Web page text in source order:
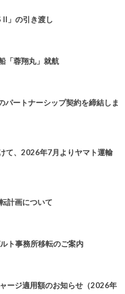
II」の引き渡し
「蓉翔丸」就航
パートナーシップ契約を締結しま
て、2026年7月よりヤマト運輸
計画について
ト事務所移転のご案内
ージ適用額のお知らせ（2026年